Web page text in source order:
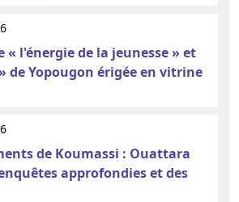
l'énergie de la jeunesse » et
de Yopougon érigée en vitrine
de Koumassi : Ouattara
approfondies et des